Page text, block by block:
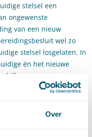
Over
stelsel een
ongewenste
van een nieuw
wel zo
stelsel losgelaten. In
én het nieuwe
paragrafen van de
handhaving en